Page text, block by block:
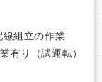
線組立の作業
有り（試運転）